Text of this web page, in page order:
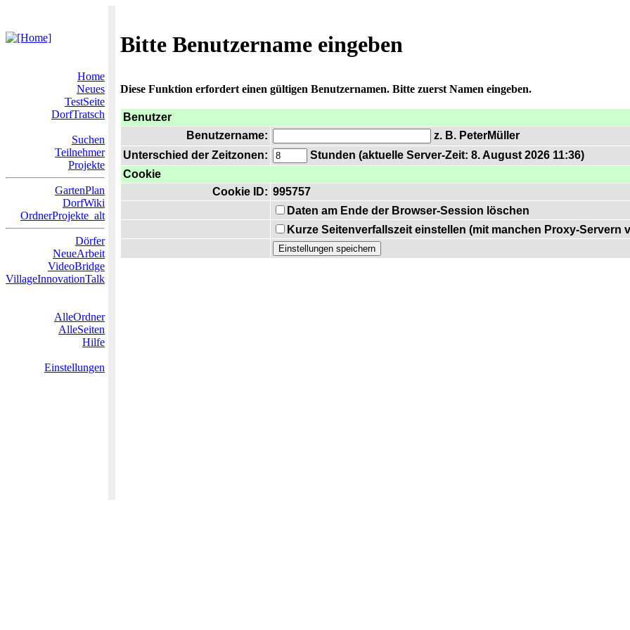
Bitte Benutzername eingeben
Home
Neues
TestSeite
DorfTratsch
Suchen
Teilnehmer
Projekte
GartenPlan
DorfWiki
OrdnerProjekte_alt
Dörfer
NeueArbeit
VideoBridge
VillageInnovationTalk
AlleOrdner
AlleSeiten
Hilfe
Einstellungen
Diese Funktion erfordert einen gültigen Benutzernamen. Bitte zuerst Namen eingeben.
Benutzer
Benutzername:
z. B. PeterMüller
Unterschied der Zeitzonen:
Stunden (aktuelle Server-Zeit: 8. August 2026 11:36)
Cookie
Cookie ID: 995757
Daten am Ende der Browser-Session löschen
Kurze Seitenverfallszeit einstellen (mit manchen Proxy-Servern